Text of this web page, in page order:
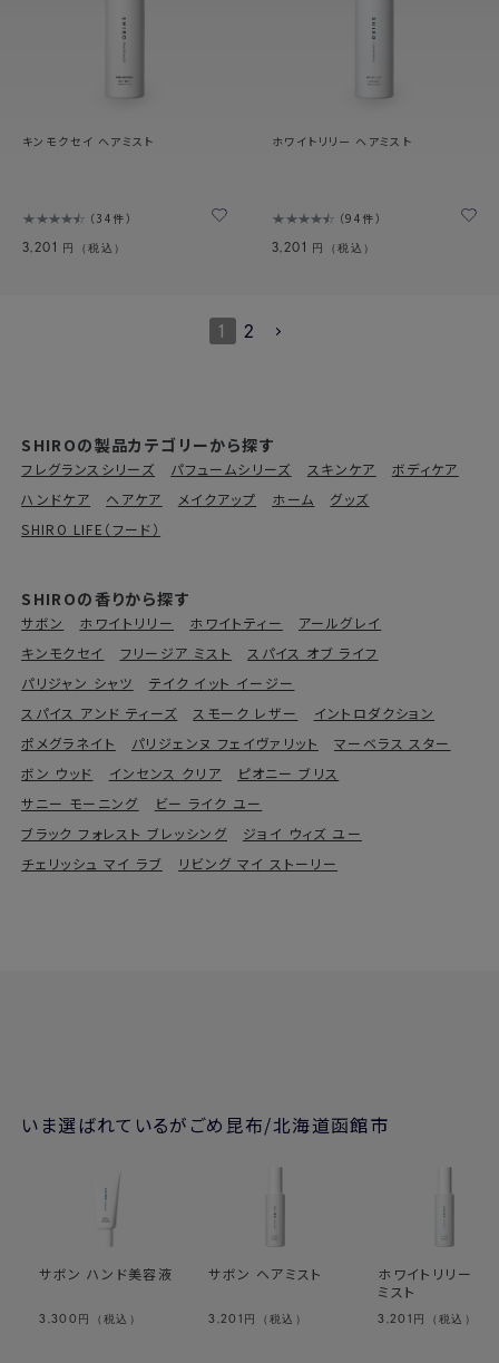
キンモクセイ ヘアミスト
34件
3,201 円（税込）
ホワイトリリー ヘアミスト
94件
3,201 円（税込）
1 2
SHIROの製品カテゴリーから探す
フレグランスシリーズ パフュームシリーズ スキンケア
ボディケア
ハンドケア
ヘアケア メイクアップ ホーム
グッズ
SHIRO LIFE（フード）
SHIROの香りから探す
サボン ホワイトリリー ホワイトティー
アールグレイ
キンモクセイ
フリージア ミスト
スパイス オブ ライフ
パリジャン シャツ
テイク イット イージー
スパイス アンド ティーズ
スモーク レザー
イントロダクション
ポメグラネイト
パリジェンヌ フェイヴァリット
マーベラス スター
ボン ウッド
インセンス クリア
ピオニー ブリス
サニー モーニング
ビー ライク ユー
ブラック フォレスト ブレッシング
ジョイ ウィズ ユー
チェリッシュ マイ ラブ
リビング マイ ストーリー
いま選ばれているがごめ昆布/北海道函館市
サボン ハンド美容液
3,300 円（税込）
サボン ヘアミスト
3,201 円（税込）
ホワイトリリー ヘ
ミスト
3,201 円（税込）